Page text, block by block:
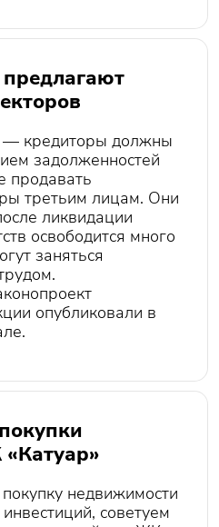
— кредиторы должны
задолженностей
продавать
третьим лицам. Они
ликвидации
освободится много
заняться
опубликовали в
недвижимости
советуем